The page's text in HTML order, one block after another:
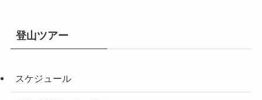
登山ツアー
スケジュール